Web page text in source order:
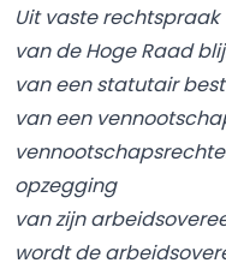
Uit vaste rechtspraak
van de Hoge Raad
van een statutair
van een
opzegging
van zijn
wordt de